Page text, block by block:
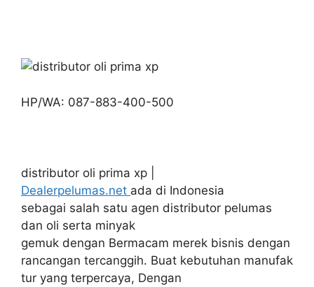
HP/WA: 087-883-400-500
distributor oli prima xp |
Dealerpelumas.net ada di Indonesia
sebagai salah satu agen distributor pelumas
dan oli serta minyak
gemuk dengan Bermacam merek bisnis dengan
rancangan tercanggih. Buat kebutuhan manufak
tur yang terpercaya, Dengan